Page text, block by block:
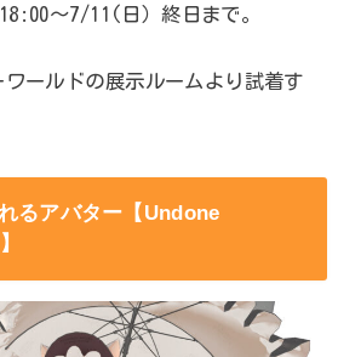
～7/11(日）終日まで。
ワールドの展示ルームより試着す
るアバター【 Undone